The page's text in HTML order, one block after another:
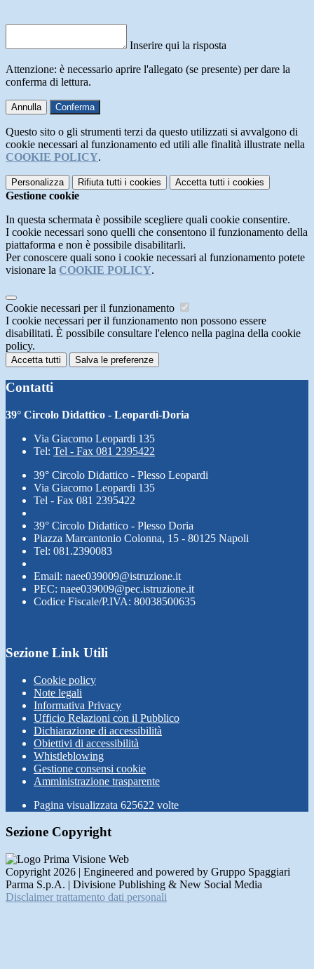
Inserire qui la risposta
Attenzione: è necessario aprire l'allegato (se presente) per dare la
conferma di lettura.
Annulla Conferma
Questo sito o gli strumenti terzi da questo utilizzati si avvalgono di
cookie necessari al funzionamento ed utili alle finalità illustrate nella
COOKIE POLICY.
Personalizza Rifiuta tutti i cookies Accetta tutti i cookies
Gestione cookie
In questa schermata è possibile scegliere quali cookie consentire.
I cookie necessari sono quelli che consentono il funzionamento della
piattaforma e non è possibile disabilitarli.
Per conoscere quali sono i cookie necessari al funzionamento potete
visionare la COOKIE POLICY.
Cookie necessari per il funzionamento
I cookie necessari per il funzionamento non possono essere
disabilitati. È possibile consultare l'elenco nella pagina della cookie
policy.
Accetta tutti Salva le preferenze
Contatti
39° Circolo Didattico - Leopardi-Doria
Via Giacomo Leopardi 135
Tel: Tel - Fax 081 2395422
39° Circolo Didattico - Plesso Leopardi
Via Giacomo Leopardi 135
Tel - Fax 081 2395422
39° Circolo Didattico - Plesso Doria
Piazza Marcantonio Colonna, 15 - 80125 Napoli
Tel: 081.2390083
Email: naee039009@istruzione.it
PEC: naee039009@pec.istruzione.it
Codice Fiscale/P.IVA: 80038500635
Sezione Link Utili
Cookie policy
Note legali
Informativa Privacy
Ufficio Relazioni con il Pubblico
Dichiarazione di accessibilità
Obiettivi di accessibilità
Whistleblowing
Gestione consensi cookie
Amministrazione trasparente
Pagina visualizzata 625622 volte
Sezione Copyright
Copyright 2026 | Engineered and powered by Gruppo Spaggiari
Parma S.p.A. | Divisione Publishing & New Social Media
Disclaimer trattamento dati personali